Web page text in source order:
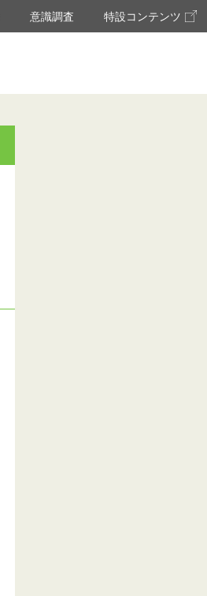
意識調査 特設コンテンツ